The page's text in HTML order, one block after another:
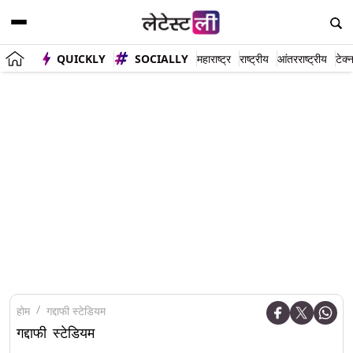
QUICKLY SOCIALLY महाराष्ट्र राष्ट्रीय आंतरराष्ट्रीय
होम गद्दाफी स्टेडियम
गद्दाफी स्टेडियम